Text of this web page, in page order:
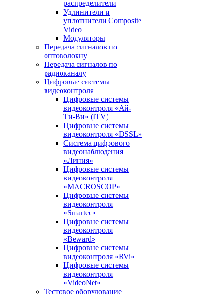
распределители
Удлинители и
уплотнители Сomposite
Video
Модуляторы
Передача сигналов по
оптоволокну
Передача сигналов по
радиоканалу
Цифровые системы
видеоконтроля
Цифровые системы
видеоконтроля «Ай-
Ти-Ви» (ITV)
Цифровые системы
видеоконтроля «DSSL»
Система цифрового
видеонаблюдения
«Линия»
Цифровые системы
видеоконтроля
«MACROSCOP»
Цифровые системы
видеоконтроля
«Smartec»
Цифровые системы
видеоконтроля
«Beward»
Цифровые системы
видеоконтроля «RVi»
Цифровые системы
видеоконтроля
«VideoNet»
Тестовое оборудование